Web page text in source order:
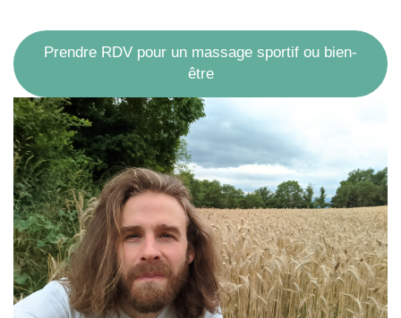
Prendre RDV pour un massage sportif ou bien-
être